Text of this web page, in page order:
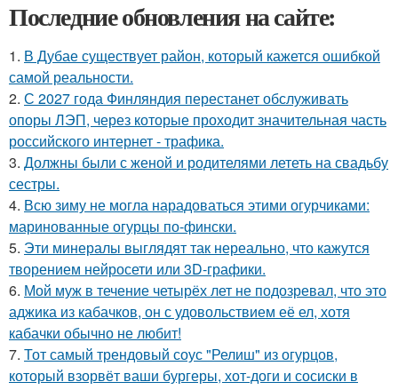
Последние обновления на сайте:
1. В Дубае существует район, который кажется ошибкой
самой реальности.
2. С 2027 года Финляндия перестанет обслуживать
опоры ЛЭП, через которые проходит значительная часть
российского интернет - трафика.
3. Должны были с женой и родителями лететь на свадьбу
сестры.
4. Всю зиму не могла нарадоваться этими огурчиками:
маринованные огурцы по-фински.
5. Эти минералы выглядят так нереально, что кажутся
творением нейросети или 3D-графики.
6. Мой муж в течение четырёх лет не подозревал, что это
аджика из кабачков, он с удовольствием её ел, хотя
кабачки обычно не любит!
7. Тот самый трендовый соус "Релиш" из огурцов,
который взорвёт ваши бургеры, хот-доги и сосиски в